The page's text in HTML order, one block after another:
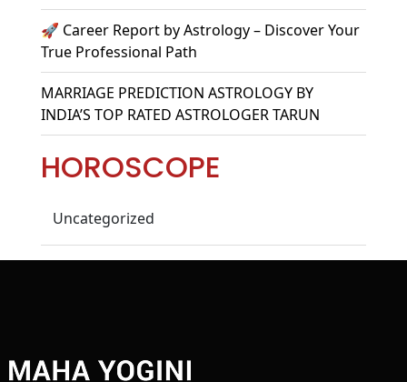
🚀 Career Report by Astrology – Discover Your
True Professional Path
MARRIAGE PREDICTION ASTROLOGY BY
INDIA’S TOP RATED ASTROLOGER TARUN
HOROSCOPE
Uncategorized